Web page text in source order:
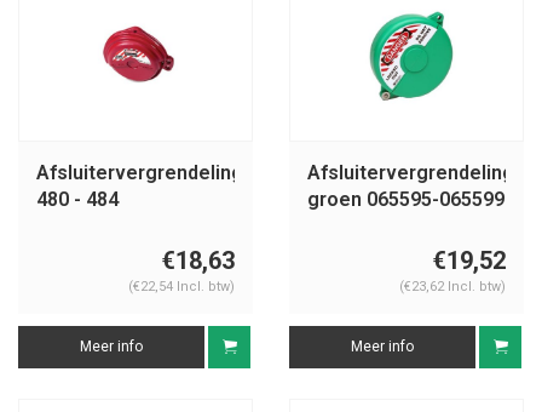
Afsluitervergrendelingen
480 - 484
€18,63
(€22,54 Incl. btw)
Meer info
Afsluitervergrendelingen
groen 065595-065599
€19,52
(€23,62 Incl. btw)
Meer info